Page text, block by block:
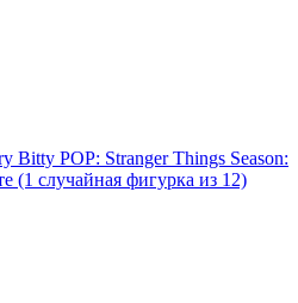
Bitty POP: Stranger Things Season:
(1 случайная фигурка из 12)